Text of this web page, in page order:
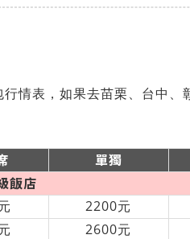
情表，如果去苗栗、台中、
單獨
飯店
2200元
2600元